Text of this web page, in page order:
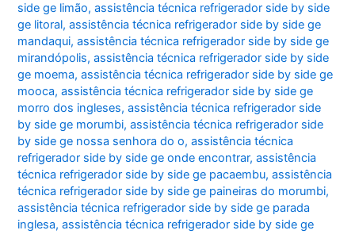
side ge limão,assistência técnica refrigerador side by side
ge litoral,assistência técnica refrigerador side by side ge
mandaqui,assistência técnica refrigerador side by side ge
mirandópolis,assistência técnica refrigerador side by side
ge moema,assistência técnica refrigerador side by side ge
mooca,assistência técnica refrigerador side by side ge
morro dos ingleses,assistência técnica refrigerador side
by side ge morumbi,assistência técnica refrigerador side
by side ge nossa senhora do o,assistência técnica
refrigerador side by side ge onde encontrar,assistência
técnica refrigerador side by side ge pacaembu,assistência
técnica refrigerador side by side ge paineiras do morumbi,
assistência técnica refrigerador side by side ge parada
inglesa,assistência técnica refrigerador side by side ge